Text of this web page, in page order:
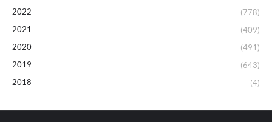
2022
(778)
2021
(409)
2020
(491)
2019
(643)
2018
(4)